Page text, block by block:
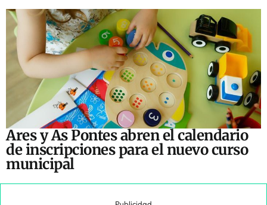
Ares y As Pontes abren el calendario
de inscripciones para el nuevo curso
municipal